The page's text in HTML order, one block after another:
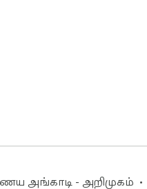
அங்காடி - அறிமுகம்